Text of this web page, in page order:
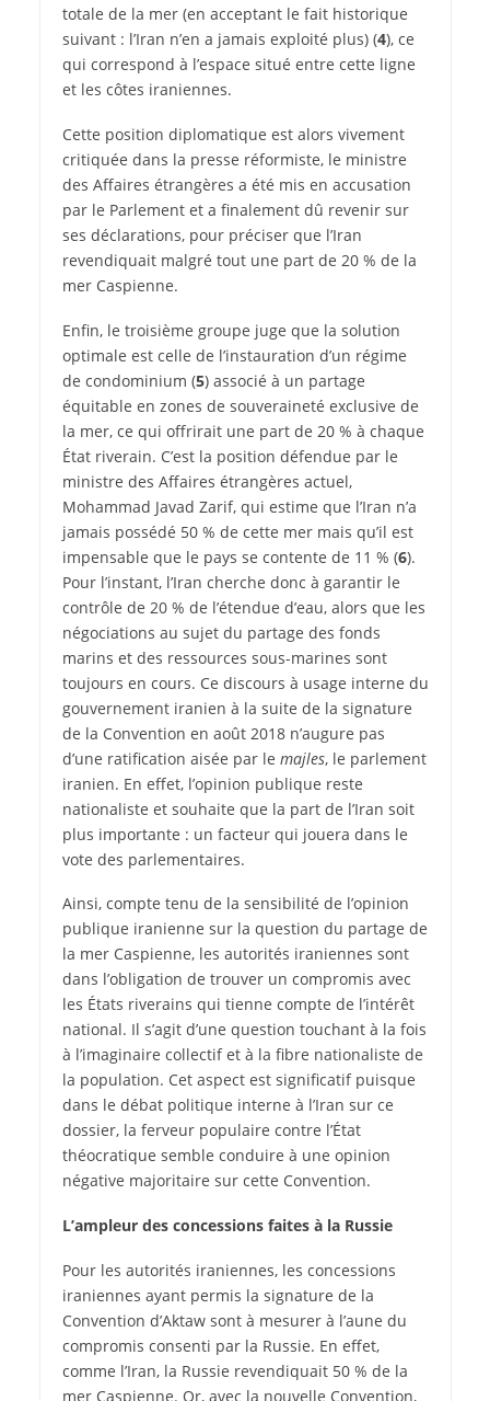
totale de la mer (en acceptant le fait historique
suivant : l’Iran n’en a jamais exploité plus) (4), ce
qui correspond à l’espace situé entre cette ligne
et les côtes iraniennes.
Cette position diplomatique est alors vivement
critiquée dans la presse réformiste, le ministre
des Affaires étrangères a été mis en accusation
par le Parlement et a finalement dû revenir sur
ses déclarations, pour préciser que l’Iran
revendiquait malgré tout une part de 20 % de la
mer Caspienne.
Enfin, le troisième groupe juge que la solution
optimale est celle de l’instauration d’un régime
de condominium (5) associé à un partage
équitable en zones de souveraineté exclusive de
la mer, ce qui offrirait une part de 20 % à chaque
État riverain. C’est la position défendue par le
ministre des Affaires étrangères actuel,
Mohammad Javad Zarif, qui estime que l’Iran n’a
jamais possédé 50 % de cette mer mais qu’il est
impensable que le pays se contente de 11 % (6).
Pour l’instant, l’Iran cherche donc à garantir le
contrôle de 20 % de l’étendue d’eau, alors que les
négociations au sujet du partage des fonds
marins et des ressources sous-marines sont
toujours en cours. Ce discours à usage interne du
gouvernement iranien à la suite de la signature
de la Convention en août 2018 n’augure pas
d’une ratification aisée par le majles, le parlement
iranien. En effet, l’opinion publique reste
nationaliste et souhaite que la part de l’Iran soit
plus importante : un facteur qui jouera dans le
vote des parlementaires.
Ainsi, compte tenu de la sensibilité de l’opinion
publique iranienne sur la question du partage de
la mer Caspienne, les autorités iraniennes sont
dans l’obligation de trouver un compromis avec
les États riverains qui tienne compte de l’intérêt
national. Il s’agit d’une question touchant à la fois
à l’imaginaire collectif et à la fibre nationaliste de
la population. Cet aspect est significatif puisque
dans le débat politique interne à l’Iran sur ce
dossier, la ferveur populaire contre l’État
théocratique semble conduire à une opinion
négative majoritaire sur cette Convention.
L’ampleur des concessions faites à la Russie
Pour les autorités iraniennes, les concessions
iraniennes ayant permis la signature de la
Convention d’Aktaw sont à mesurer à l’aune du
compromis consenti par la Russie. En effet,
comme l’Iran, la Russie revendiquait 50 % de la
mer Caspienne. Or, avec la nouvelle Convention,